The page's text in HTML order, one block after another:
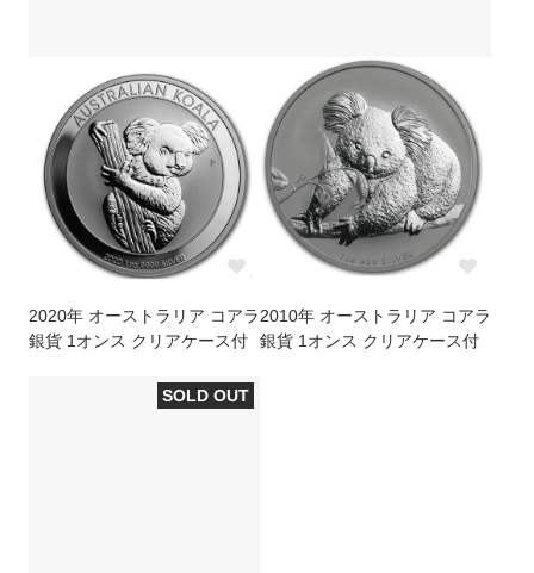
2020年 オーストラリア コアラ
銀貨 1オンス クリアケース付
2010年 オーストラリア コアラ
銀貨 1オンス クリアケース付
SOLD OUT